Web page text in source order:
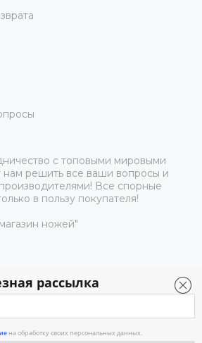
рассылка
на обработку своих персональных данных.
с топовыми мировыми
нам решить все ваши вопросы и
Все спорные
в пользу покупателя!
ножей"